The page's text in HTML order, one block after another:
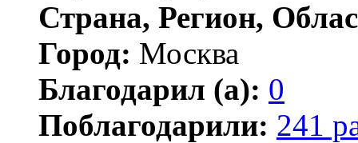
Страна, Регион,
Город: Москва
Благодарил (а): 0
Поблагодарили: 241